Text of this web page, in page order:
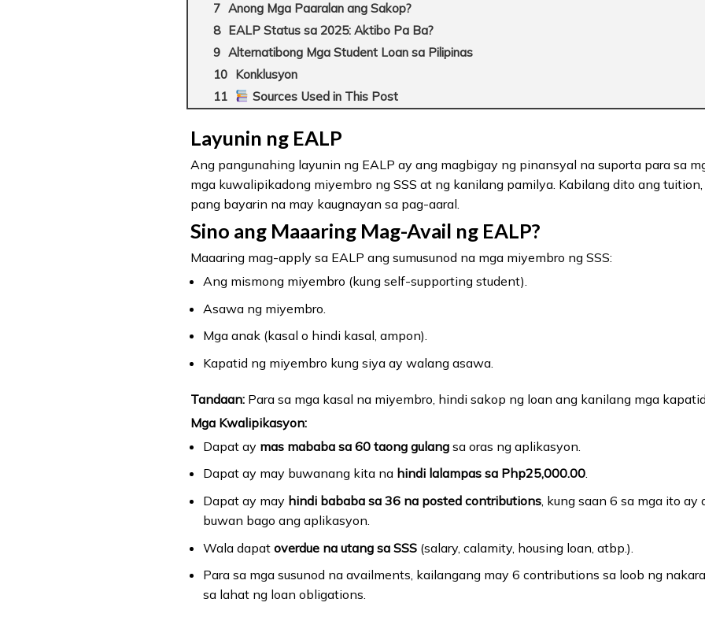
Anong Mga Paaralan ang Sakop?
EALP Status sa 2025: Aktibo Pa Ba?
Alternatibong Mga Student Loan sa Pilipinas
Konklusyon
Sources Used in This Post
Layunin ng EALP
Ang pangunahing layunin ng EALP ay ang magbigay ng pinansyal na suporta para sa
mga kuwalipikadong miyembro ng SSS at ng kanilang pamilya. Kabilang dito ang
pang bayarin na may kaugnayan sa pag-aaral.
Sino ang Maaaring Mag-Avail ng EALP?
Maaaring mag-apply sa EALP ang sumusunod na mga miyembro ng SSS:
Ang mismong miyembro (kung self-supporting student).
Asawa ng miyembro.
Mga anak (kasal o hindi kasal, ampon).
Kapatid ng miyembro kung siya ay walang asawa.
Tandaan: Para sa mga kasal na miyembro, hindi sakop ng loan ang kanilang mga kapatid.
Mga Kwalipikasyon:
Dapat ay mas mababa sa 60 taong gulangsa oras ng aplikasyon.
Dapat ay may buwanang kita na hindi lalampas sa Php25,000.00.
Dapat ay may hindi bababa sa 36 na posted contributions, kung saan 6 sa mga ito
buwan bago ang aplikasyon.
Wala dapat overdue na utang sa SSS(salary, calamity, housing loan, atbp.).
Para sa mga susunod na availments, kailangang may 6 contributions sa loob ng
sa lahat ng loan obligations.